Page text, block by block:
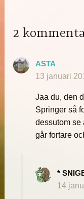
2
ASTA
13 januari
Jaa du, den
Springer så
dessutom se
går fortare
*
14